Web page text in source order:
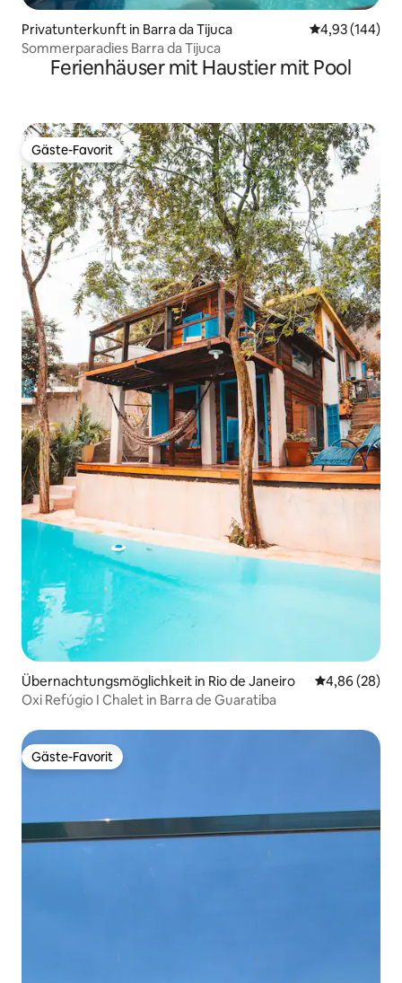
Privatunterkunft in Barra da Tijuca
4,93 (144)
Sommerparadies Barra da Tijuca
Ferienhäuser mit Haustier mit Pool
Gäste-Favorit
Gäste-Favorit
Übernachtungsmöglichkeit in Rio de Janeiro
4,86 (28)
Oxi Refúgio I Chalet in Barra de Guaratiba
Gäste-Favorit
Gäste-Favorit